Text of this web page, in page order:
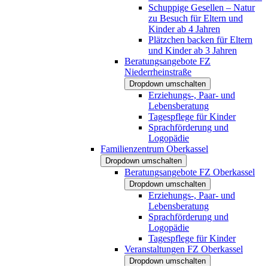
Schuppige Gesellen – Natur
zu Besuch für Eltern und
Kinder ab 4 Jahren
Plätzchen backen für Eltern
und Kinder ab 3 Jahren
Beratungsangebote FZ
Niederrheinstraße
Dropdown umschalten
Erziehungs-, Paar- und
Lebensberatung
Tagespflege für Kinder
Sprachförderung und
Logopädie
Familienzentrum Oberkassel
Dropdown umschalten
Beratungsangebote FZ Oberkassel
Dropdown umschalten
Erziehungs-, Paar- und
Lebensberatung
Sprachförderung und
Logopädie
Tagespflege für Kinder
Veranstaltungen FZ Oberkassel
Dropdown umschalten